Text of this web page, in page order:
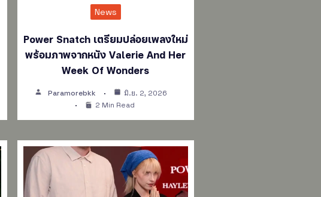
News
Power Snatch เตรียมปล่อยเพลงใหม่
พร้อมภาพจากหนัง Valerie And Her
Week Of Wonders
Paramorebkk
มิ.ย. 2, 2026
2 Min Read